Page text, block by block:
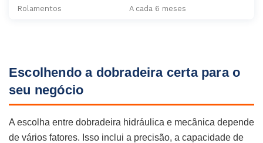
Rolamentos A cada 6 meses
Escolhendo a dobradeira certa para o
seu negócio
A escolha entre dobradeira hidráulica e mecânica depende
de vários fatores. Isso inclui a precisão, a capacidade de